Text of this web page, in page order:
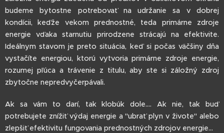
budeme bytostne potrebovať na udržanie sa v dobrej
kondícii, keďže vekom prednostné, teda primárne zdroje
energie vďaka starnutiu prirodzene strácajú na efektivite.
Ideálnym stavom je preto situácia, keď si počas väčšiny dňa
vystačíte energiou, ktorú vytvoria primárne zdroje energie,
rozumej pľúca a trávenie z titulu, aby ste si záložný zdroj
zbytočne nepredvyčerpávali.
Ak sa vám to darí, tak klobúk dole.... Ak nie, tak buď
potrebujete znížiť výdaj energie a "ubrať plyn v živote" alebo
zlepšiť efektivitu fungovania prednostných zdrojov energie...